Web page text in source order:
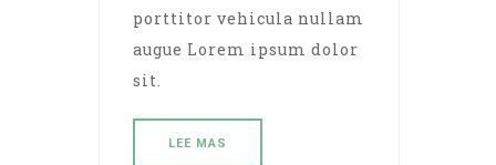
porttitor vehicula nullam
augue Lorem ipsum dolor
sit.
LEE MAS